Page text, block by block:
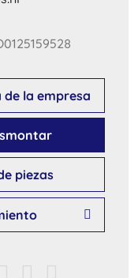
de la empresa
piezas